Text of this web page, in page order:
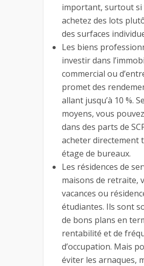
important, surtout si
achetez des lots
des surfaces
Les biens
investir dans
commercial ou
promet des
allant jusqu’à 10 %.
moyens, vous
dans des parts de
acheter directement
étage de bureaux.
Les résidences de
maisons de retraite,
vacances ou
étudiantes. Ils sont
de bons plans en
rentabilité et de
d’occupation. Mais
éviter les arnaques,